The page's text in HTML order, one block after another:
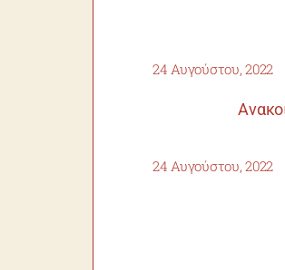
24 Αυγούστου, 2022
24 Αυγούστου, 2022